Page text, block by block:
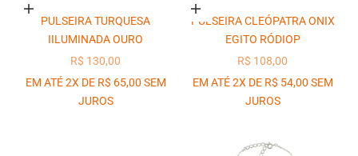
Adicionar ao carrinho
PULSEIRA TURQUESA
IILUMINADA OURO
PREÇO PROMOCIONAL
R$ 130,00
EM ATÉ 2X DE R$ 65,00 SEM
JUROS
Adicionar ao carrinho
PULSEIRA CLEÓPATRA ONIX
EGITO RÓDIOP
PREÇO PROMOCIONAL
R$ 108,00
EM ATÉ 2X DE R$ 54,00 SEM
JUROS